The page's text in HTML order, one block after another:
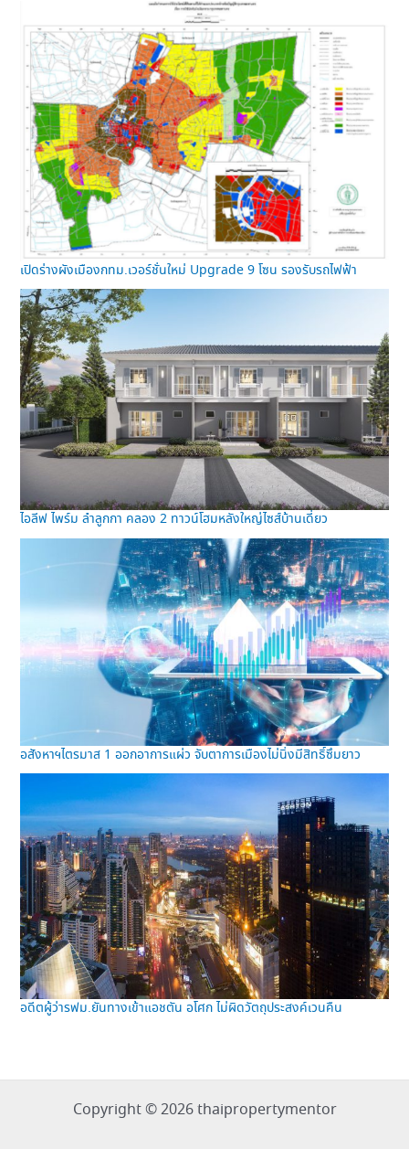
เปิดร่างผังเมืองกทม.เวอร์ชั่นใหม่ Upgrade 9 โซน รองรับรถไฟฟ้า
ไอลีฟ ไพร์ม ลำลูกกา คลอง 2 ทาวน์โฮมหลังใหญ่ไซส์บ้านเดี่ยว
อสังหาฯไตรมาส 1 ออกอาการแผ่ว จับตาการเมืองไม่นิ่งมีสิทธิ์ซึมยาว
อดีตผู้ว่ารฟม.ยันทางเข้าแอชตัน อโศก ไม่ผิดวัตถุประสงค์เวนคืน
Copyright © 2026 thaipropertymentor